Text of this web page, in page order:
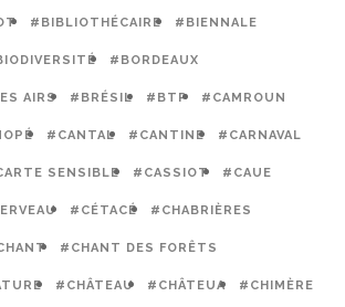
#BIBLIOTHÉCAIRE #BIENNALE
#BORDEAUX
AIRS #BRÉSIL #BTP #CAMROUN
#CANTAL #CANTINE #CARNAVAL
SENSIBLE #CASSIOT #CAUE
#CÉTACÉ #CHABRIÈRES
#CHANT DES FORÊTS
#CHÂTEAU #CHÂTEUA #CHIMÈRE